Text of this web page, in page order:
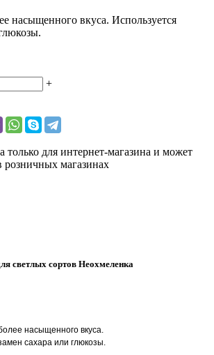
насыщенного вкуса. Используется
+
только для интернет-магазина и может
розничных магазинах
светлых сортов Неохмеленка
насыщенного вкуса.
сахара или глюкозы.